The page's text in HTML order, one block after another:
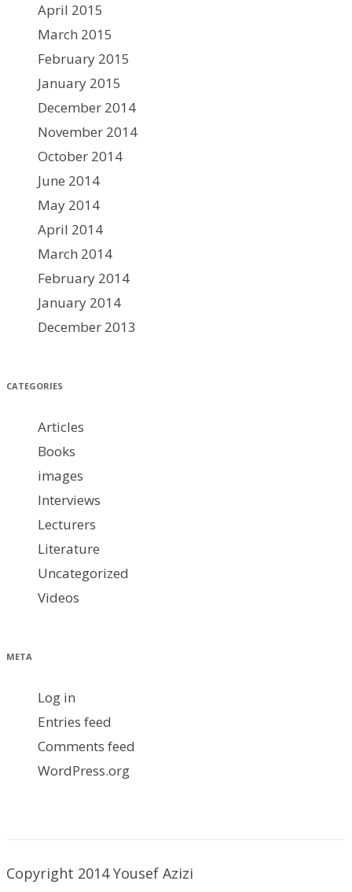
April 2015
March 2015
February 2015
January 2015
December 2014
November 2014
October 2014
June 2014
May 2014
April 2014
March 2014
February 2014
January 2014
December 2013
CATEGORIES
Articles
Books
images
Interviews
Lecturers
Literature
Uncategorized
Videos
META
Log in
Entries feed
Comments feed
WordPress.org
Copyright 2014 Yousef Azizi